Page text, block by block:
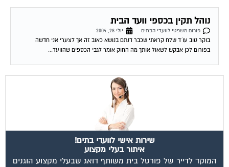
נוהל תקין בכספי וועד הבית
פורום משפטי לוועדי הבתים
יולי 28, 2004
בוקר טוב עו´ד שלח קראתי שכבר דנתם בנושא כאוב זה אך לצערי אני חדשה
בפורום לכן אבקש לשאול אותך מה החוק אומר לגבי הכספים שהוועד...
שירות אישי לוועדי בתים!
איתור בעלי מקצוע
המוקד לדייר של פורטל בית משותף דואג שבעלי מקצוע הוגנים